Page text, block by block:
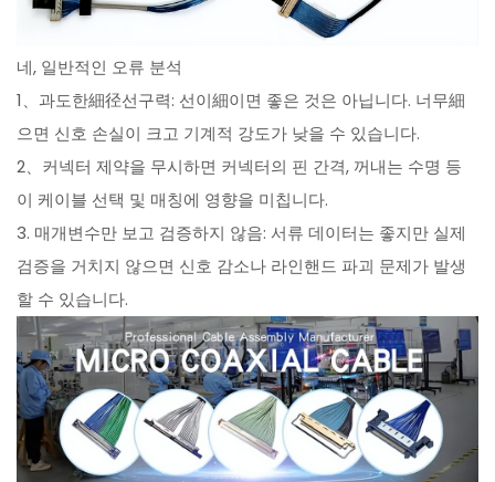
네, 일반적인 오류 분석
1、과도한細径선구력: 선이細이면 좋은 것은 아닙니다. 너무細
으면 신호 손실이 크고 기계적 강도가 낮을 수 있습니다.
2、커넥터 제약을 무시하면 커넥터의 핀 간격, 꺼내는 수명 등
이 케이블 선택 및 매칭에 영향을 미칩니다.
3. 매개변수만 보고 검증하지 않음: 서류 데이터는 좋지만 실제
검증을 거치지 않으면 신호 감소나 라인핸드 파괴 문제가 발생
할 수 있습니다.